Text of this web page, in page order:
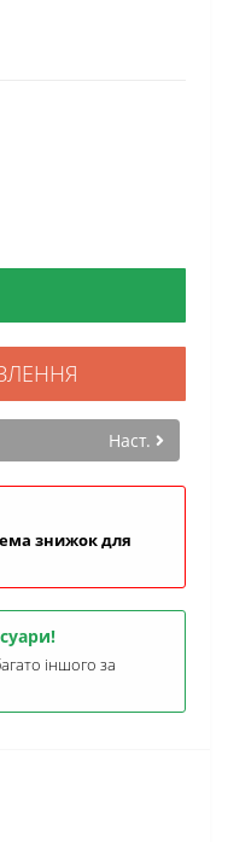
Наст.
знижок для
іншого за